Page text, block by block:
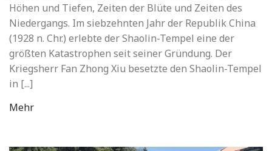
Höhen und Tiefen, Zeiten der Blüte und Zeiten des
Niedergangs. Im siebzehnten Jahr der Republik China
(1928 n. Chr.) erlebte der Shaolin-Tempel eine der
größten Katastrophen seit seiner Gründung. Der
Kriegsherr Fan Zhong Xiu besetzte den Shaolin-Tempel
in [...]
Mehr